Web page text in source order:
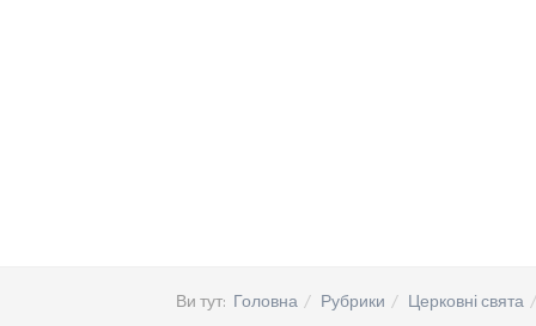
Ви тут: Головна Рубрики Церковні свята